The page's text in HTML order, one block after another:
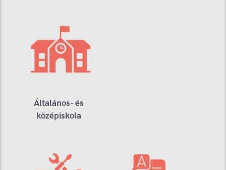
Általános- és
középiskola